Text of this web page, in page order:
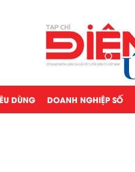
DÙNG DOANH NGHIỆP SỐ